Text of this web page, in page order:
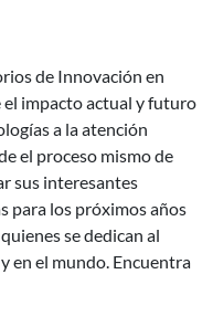
de Innovación en
el impacto actual y futuro
a la atención
el proceso mismo de
sus interesantes
para los próximos años
se dedican al
en el mundo. Encuentra